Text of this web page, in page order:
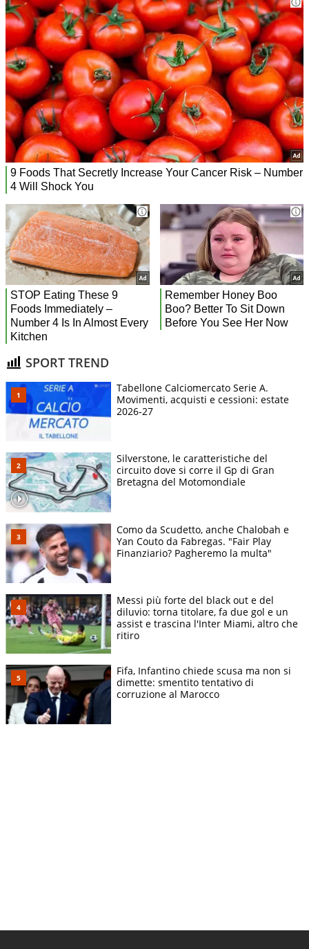
SPORT TREND
Tabellone Calciomercato Serie A.
Movimenti, acquisti e cessioni: estate
2026-27
Silverstone, le caratteristiche del
circuito dove si corre il Gp di Gran
Bretagna del Motomondiale
Como da Scudetto, anche Chalobah e
Yan Couto da Fabregas. "Fair Play
Finanziario? Pagheremo la multa"
Messi più forte del black out e del
diluvio: torna titolare, fa due gol e un
assist e trascina l'Inter Miami, altro che
ritiro
Fifa, Infantino chiede scusa ma non si
dimette: smentito tentativo di
corruzione al Marocco